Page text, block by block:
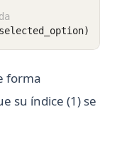
forma
su índice (1) se